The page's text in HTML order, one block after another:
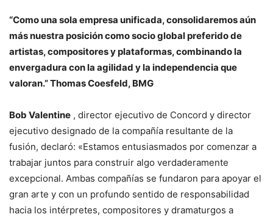
“Como una sola empresa unificada, consolidaremos aún
más nuestra posición como socio global preferido de
artistas, compositores y plataformas, combinando la
envergadura con la agilidad y la independencia que
valoran.” Thomas Coesfeld, BMG
Bob Valentine , director ejecutivo de Concord y director
ejecutivo designado de la compañía resultante de la
fusión, declaró: «Estamos entusiasmados por comenzar a
trabajar juntos para construir algo verdaderamente
excepcional. Ambas compañías se fundaron para apoyar el
gran arte y con un profundo sentido de responsabilidad
hacia los intérpretes, compositores y dramaturgos a